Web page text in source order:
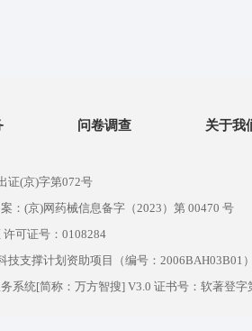
问卷调查 关于我
证(京)字第072号
：(京)网药械信息备字（2023）第 00470 号
可证号：0108284
技支撑计划资助项目（编号：2006BAH03B01
系统[简称：万方智搜] V3.0 证书号：软著登字